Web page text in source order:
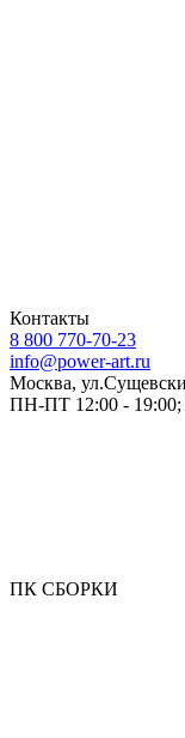
Контакты
8 800 770-70-23
info@power-art.ru
Москва,
ПН-ПТ 12:00 -
ПК СБОРКИ